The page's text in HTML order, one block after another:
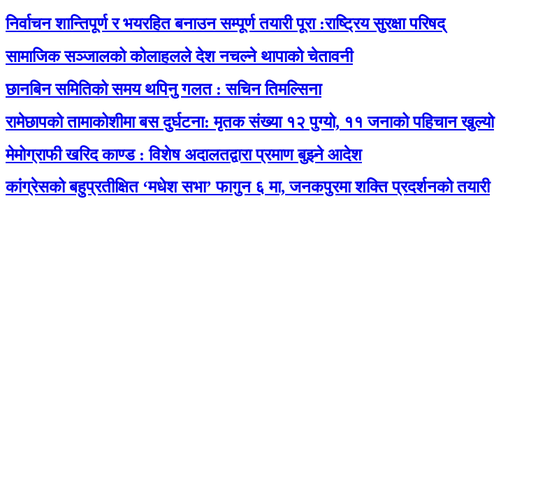
निर्वाचन शान्तिपूर्ण र भयरहित बनाउन सम्पूर्ण तयारी पूरा :राष्ट्रिय सुरक्षा परिषद्
सामाजिक सञ्जालको कोलाहलले देश नचल्ने थापाको चेतावनी
छानबिन समितिको समय थपिनु गलत : सचिन तिमल्सिना
रामेछापको तामाकोशीमा बस दुर्घटना: मृतक संख्या १२ पुग्यो, ११ जनाको पहिचान खुल्यो
मेमोग्राफी खरिद काण्ड : विशेष अदालतद्वारा प्रमाण बुझ्ने आदेश
कांग्रेसको बहुप्रतीक्षित ‘मधेश सभा’ फागुन ६ मा, जनकपुरमा शक्ति प्रदर्शनको तयारी